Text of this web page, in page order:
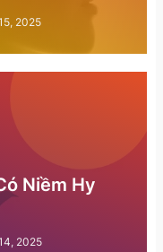
2025
Niềm Hy
2025